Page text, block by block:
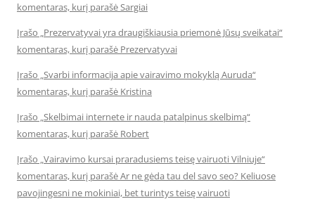
komentaras, kurį parašė Sargiai
Įrašo „Prezervatyvai yra draugiškiausia priemonė Jūsų sveikatai“
komentaras, kurį parašė Prezervatyvai
Įrašo „Svarbi informacija apie vairavimo mokyklą Auruda“
komentaras, kurį parašė Kristina
Įrašo „Skelbimai internete ir nauda patalpinus skelbimą“
komentaras, kurį parašė Robert
Įrašo „Vairavimo kursai praradusiems teisę vairuoti Vilniuje“
komentaras, kurį parašė Ar ne gėda tau del savo seo? Keliuose
pavojingesni ne mokiniai, bet turintys teisę vairuoti